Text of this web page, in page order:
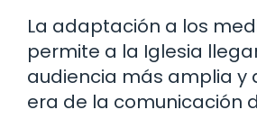
La adaptación a los
permite a la Iglesia
audiencia más amplia y
era de la comunicación